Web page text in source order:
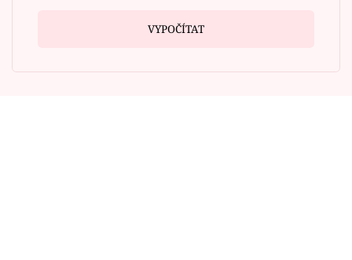
VYPOČÍTAT